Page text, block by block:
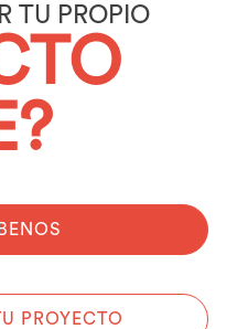
TU PROPIO
PROYECTO